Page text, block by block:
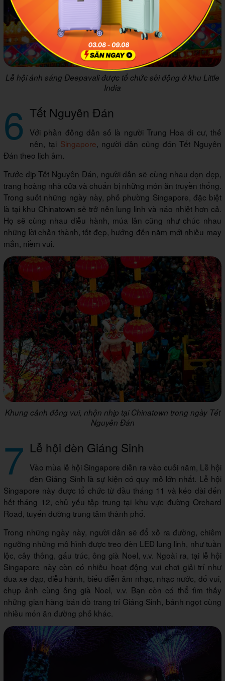
Lễ hội ánh sáng Deepavali được tổ chức sôi động ở khu Little
India
6 Tết Nguyên Đán
Với phần đông dân số là người Trung Hoa di cư, thế
nên, tại Singapore, người dân cũng đón Tết Nguyên
Đán theo lịch âm.
Trước dịp Tết Nguyên Đán, người dân sẽ cùng nhau dọn dẹp,
trang hoàng nhà cửa và chuẩn bị những món ăn truyền thống.
Trong suốt những ngày này, phố phường Singapore, đặc biệt
là tại khu Chinatown sẽ trở nên lung linh và náo nhiệt hơn cả.
Họ sẽ cùng nhau diễu hành, múa lân cũng như chúc nhau
những lời chân thành, tốt đẹp, hướng đến năm mới nhiều may
mắn, niềm vui.
Khung cảnh đông vui, nhộn nhịp tại Chinatown trong ngày Tết
Nguyên Đán
7 Lễ hội đèn Giáng Sinh
Vào mùa lễ hội Singapore diễn ra vào cuối năm, Lễ hội
đèn Giáng Sinh là sự kiện có quy mô lớn nhất. Lễ hội
Singapore này được tổ chức từ đầu tháng 11 và kéo dài đến
hết tháng 12, chủ yếu tập trung tại khu vực đường Orchard
Road, tuyến đường trung tâm thành phố.
Trong những ngày này, người dân sẽ đổ xô ra đường, chiêm
ngưỡng những mô hình được treo đèn LED lung linh, như tuần
lộc, cây thông, gấu trúc, ông già Noel, v.v. Ngoài ra, tại lễ hội
Singapore này còn có nhiều hoạt động vui chơi giải trí như
đua xe đạp, diễu hành, biểu diễn âm nhạc, nhạc nước, đố vui,
chụp ảnh cùng ông già Noel, v.v. Bạn còn có thể tìm thấy
những gian hàng bán đồ trang trí Giáng Sinh, bánh ngọt cùng
nhiều món ăn đường phố khác.